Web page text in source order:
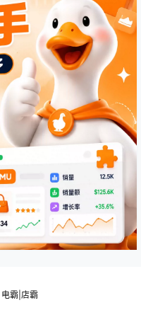
电霸|店霸